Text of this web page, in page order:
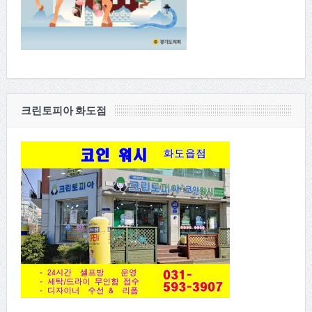
크린토피아 화도점